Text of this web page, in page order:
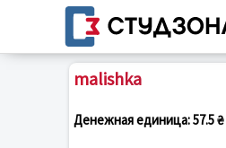
malishka
Денежная единица:57.5 ₴